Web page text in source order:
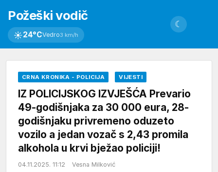
Požeški vodič
☀24°CVedro3 km/h
☾
CRNA KRONIKA - POLICIJA VIJESTI
IZ POLICIJSKOG IZVJEŠĆA Prevario
49-godišnjaka za 30 000 eura, 28-
godišnjaku privremeno oduzeto
vozilo a jedan vozač s 2,43 promila
alkohola u krvi bježao policiji!
04.11.2025. 11:12 Vesna Milković